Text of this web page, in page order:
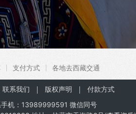
支付方式 各地去西藏交通
联系我们 版权声明
付款方式
机： 13989999591 微信同号